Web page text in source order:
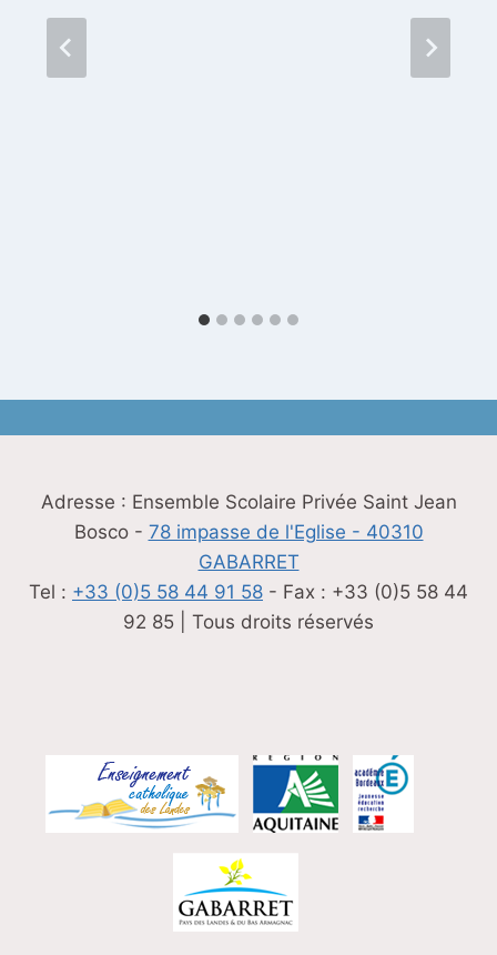
Adresse : Ensemble Scolaire Privée Saint Jean
Bosco - 78 impasse de l'Eglise - 40310
GABARRET
Tel : +33 (0)5 58 44 91 58 - Fax : +33 (0)5 58 44
92 85 | Tous droits réservés